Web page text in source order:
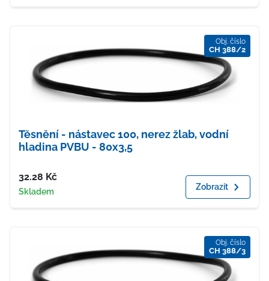
Obj. číslo
CH 388/2
Těsnění - nástavec 100, nerez žlab, vodní
hladina PVBU - 80x3,5
Cena
32.28 Kč
Dostupnost
Skladem Zobrazit
Obj. číslo
CH 388/3